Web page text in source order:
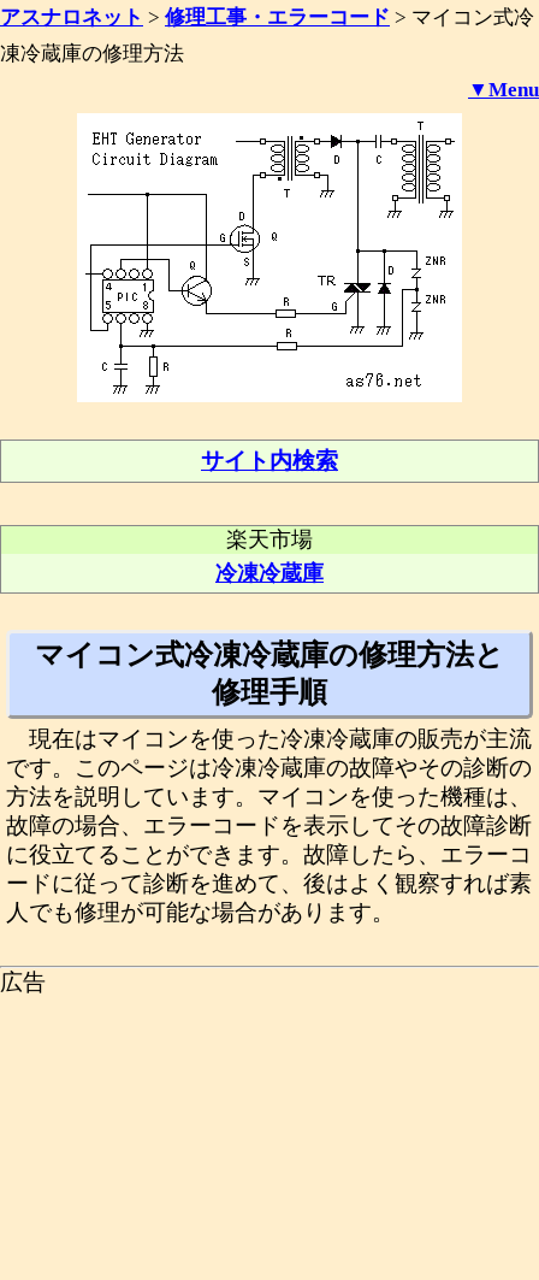
アスナロネット > 修理工事・エラーコード > マイコン式冷
凍冷蔵庫の修理方法
▼Menu
サイト内検索
楽天市場
冷凍冷蔵庫
マイコン式冷凍冷蔵庫の修理方法と
修理手順
現在はマイコンを使った冷凍冷蔵庫の販売が主流
です。このページは冷凍冷蔵庫の故障やその診断の
方法を説明しています。マイコンを使った機種は、
故障の場合、エラーコードを表示してその故障診断
に役立てることができます。故障したら、エラーコ
ードに従って診断を進めて、後はよく観察すれば素
人でも修理が可能な場合があります。
広告